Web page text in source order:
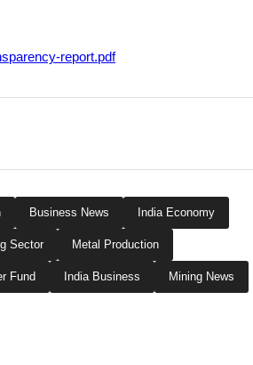
report.pdf
Business News India Economy
Sector Metal Production
Fund India Business Mining News